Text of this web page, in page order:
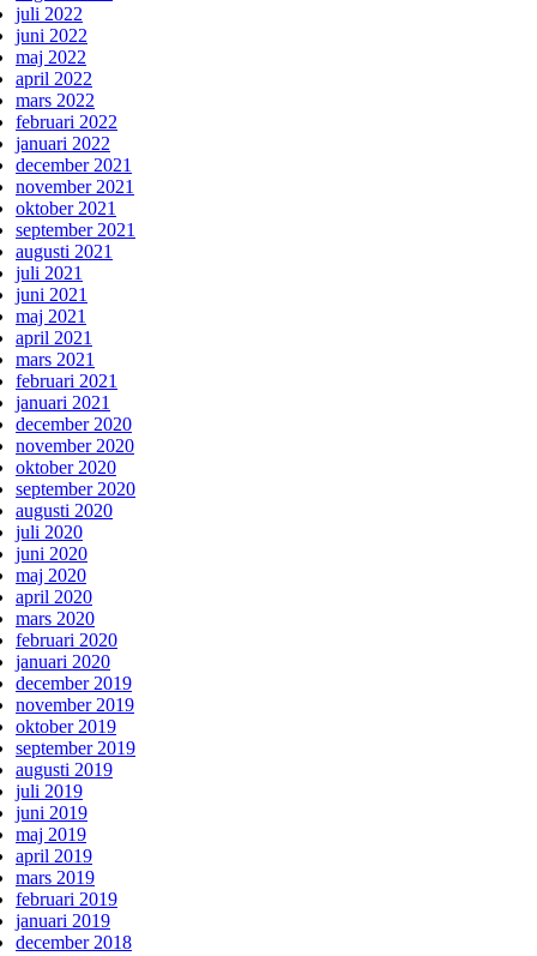
juli 2022
juni 2022
maj 2022
april 2022
mars 2022
februari 2022
januari 2022
december 2021
november 2021
oktober 2021
september 2021
augusti 2021
juli 2021
juni 2021
maj 2021
april 2021
mars 2021
februari 2021
januari 2021
december 2020
november 2020
oktober 2020
september 2020
augusti 2020
juli 2020
juni 2020
maj 2020
april 2020
mars 2020
februari 2020
januari 2020
december 2019
november 2019
oktober 2019
september 2019
augusti 2019
juli 2019
juni 2019
maj 2019
april 2019
mars 2019
februari 2019
januari 2019
december 2018